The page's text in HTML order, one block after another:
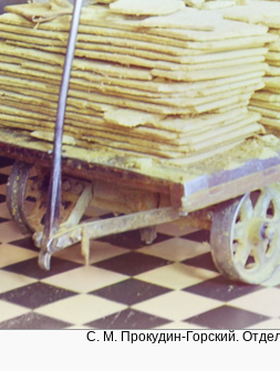
С. М. Прокудин-Горский.